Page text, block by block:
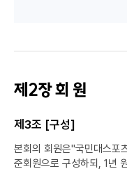
제2장 회 원
제3조 [구성]
본회의 회원은"국민대스포
준회원으로 구성하되, 1년